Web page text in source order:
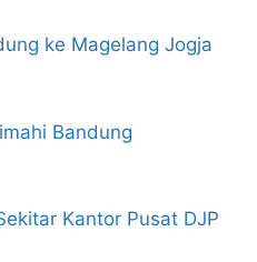
ke Magelang Jogja
Bandung
Kantor Pusat DJP